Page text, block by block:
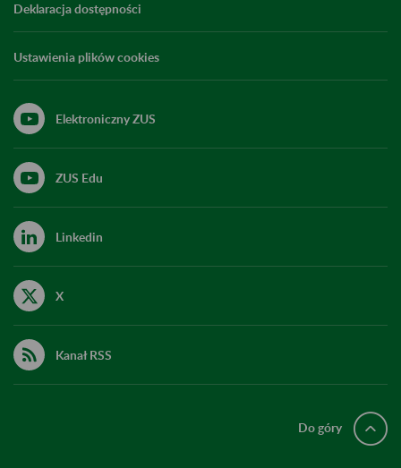
Deklaracja dostępności
Ustawienia plików cookies
Elektroniczny ZUS
ZUS Edu
Linkedin
X
Kanał RSS
Do góry